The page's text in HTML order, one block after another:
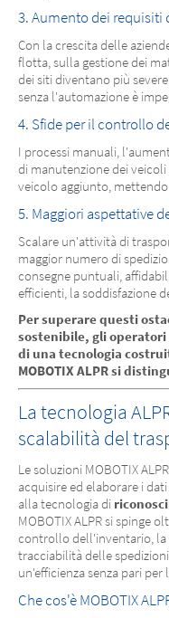
3. Aumento dei requisiti
Con la crescita delle
flotta, sulla gestione dei
dei siti diventano più
senza l'automazione è
4. Sfide per il controllo
I processi manuali,
di manutenzione dei
veicolo aggiunto,
5. Maggiori aspettative
Scalare un'attività di
maggior numero di
consegne puntuali,
efficienti, la soddisfazione
Per superare questi
sostenibile, gli
di una tecnologia
MOBOTIX ALPR si
La tecnologia
scalabilità del
Le soluzioni MOBOTIX
acquisire ed elaborare i
alla tecnologia di
MOBOTIX ALPR si spinge
controllo dell'inventario, la
tracciabilità delle
un'efficienza senza pari
Che cos'è MOBOTIX